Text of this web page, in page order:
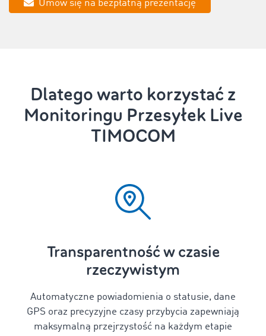
Umów się na bezpłatną prezentację
Dlatego warto korzystać z
Monitoringu Przesyłek Live
TIMOCOM
Transparentność w czasie
rzeczywistym
Automatyczne powiadomienia o statusie, dane
GPS oraz precyzyjne czasy przybycia zapewniają
maksymalną przejrzystość na każdym etapie